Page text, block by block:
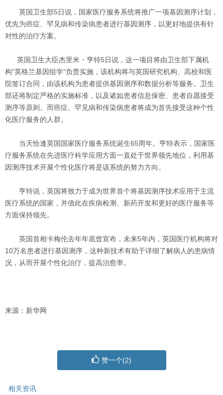
英国卫生部5日说，国家医疗服务系统将推广一项基因测序计划，
优先为癌症、罕见病和传染病患者进行基因测序，以更好地提供有针
对性的治疗方案。
英国卫生大臣杰里米・亨特5日说，这一项目将由卫生部下属机
构“英格兰基因组学”负责实施，该机构将与英国研究机构、高校和医
院签订合同，由该机构为患者提供基因测序和数据分析等服务。卫生
部还将制定严格的实施标准，以及诸如患者信息保密、患者自愿接受
测序等原则。而癌症、罕见病和传染病患者将成为首先接受这种个性
化医疗服务的人群。
当天恰逢英国国家医疗服务系统诞生65周年。亨特表示，国家医
疗服务系统在先进医疗科学应用方面一直处于世界领先地位，利用基
因测序技术开展个性化医疗将是该系统的努力方向。
亨特说，英国将致力于成为世界首个将基因测序技术应用于主流
医疗系统的国家，并借此在疾病检测、新药开发和更好的医疗服务等
方面保持领先。
英国首相卡梅伦去年年底曾宣布，未来5年内，英国医疗机构将对
10万名患者进行基因测序，这种新技术有助于详细了解病人的患病情
况，从而开展个性化治疗，提高治愈率。
来源：新华网
赞一个(2)
相关资讯